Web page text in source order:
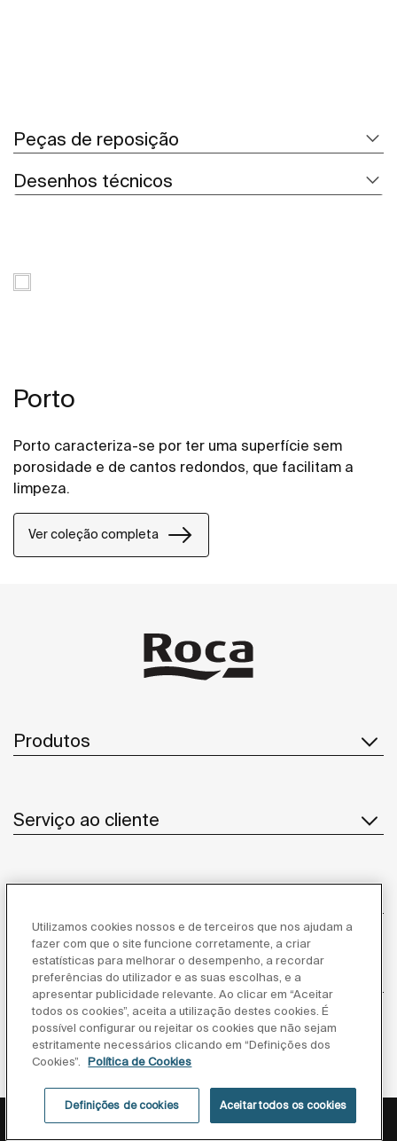
Peças de reposição
Desenhos técnicos
Porto
Porto caracteriza-se por ter uma superfície sem
porosidade e de cantos redondos, que facilitam a
limpeza.
Ver coleção completa
Produtos
Serviço ao cliente
Inspiração
Siga-nos
Política de privacidade
©Copyright 2026 - Roca Sanitario S.A.U.
Utilizamos cookies nossos e de terceiros que nos ajudam a
fazer com que o site funcione corretamente, a criar
estatísticas para melhorar o desempenho, a recordar
preferências do utilizador e as suas escolhas, e a
apresentar publicidade relevante. Ao clicar em “Aceitar
todos os cookies”, aceita a utilização destes cookies. É
possível configurar ou rejeitar os cookies que não sejam
estritamente necessários clicando em “Definições dos
Cookies”.
Política de Cookies
Definições de cookies Aceitar todos os cookies